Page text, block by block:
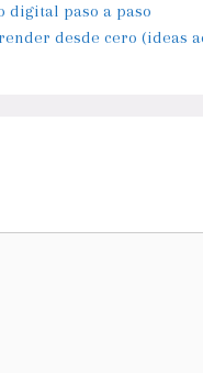
digital paso a paso
desde cero (ideas